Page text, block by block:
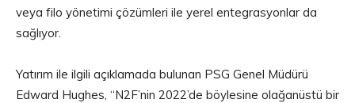
veya filo yönetimi çözümleri ile yerel entegrasyonlar da
sağlıyor.
Yatırım ile ilgili açıklamada bulunan PSG Genel Müdürü
Edward Hughes, “N2F’nin 2022’de böylesine olağanüstü bir